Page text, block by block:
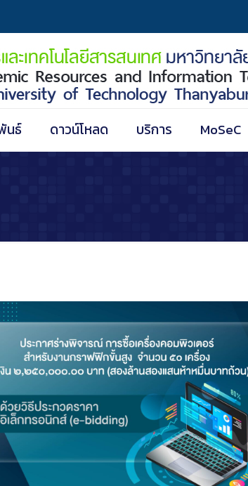
นธ์ ดาวน์โหลด บริการ MoSeC